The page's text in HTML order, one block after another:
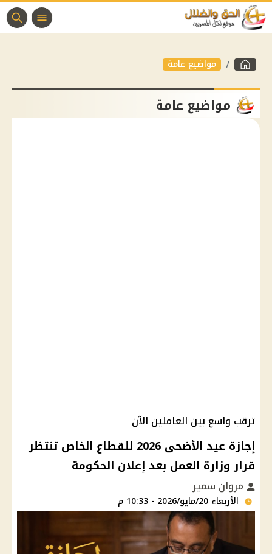
مواضيع عامة
مواضيع عامة
ترقب واسع بين العاملين الآن
إجازة عيد الأضحى 2026 للقطاع الخاص تنتظر
قرار وزارة العمل بعد إعلان الحكومة
مروان سمير
الأربعاء 20/مايو/2026 - 10:33 م